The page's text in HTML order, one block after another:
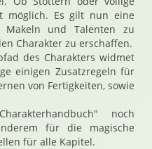
möglich. Es gilt nun eine
Makeln und Talenten zu
Charakter zu erschaffen.
des Charakters widmet
einigen Zusatzregeln für
von Fertigkeiten, sowie
noch
für die magische
für alle Kapitel.